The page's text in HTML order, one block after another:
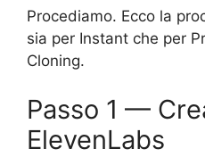
Procediamo. Ecco la
sia per Instant che per
Cloning.
Passo 1 —
ElevenLabs